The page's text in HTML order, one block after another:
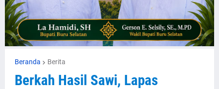
Beranda Berita
Berkah Hasil Sawi, Lapas